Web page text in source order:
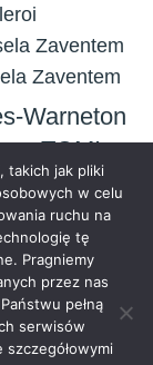
Zaventem
Zaventem
Warneton
z TOMI
takich jak pliki
w celu
ruchu na
tę
Pragniemy
przez nas
pełną
serwisów